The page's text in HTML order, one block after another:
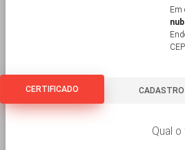
Em
CERTIFICADO CADASTRO
CERTIFICADO
Qual